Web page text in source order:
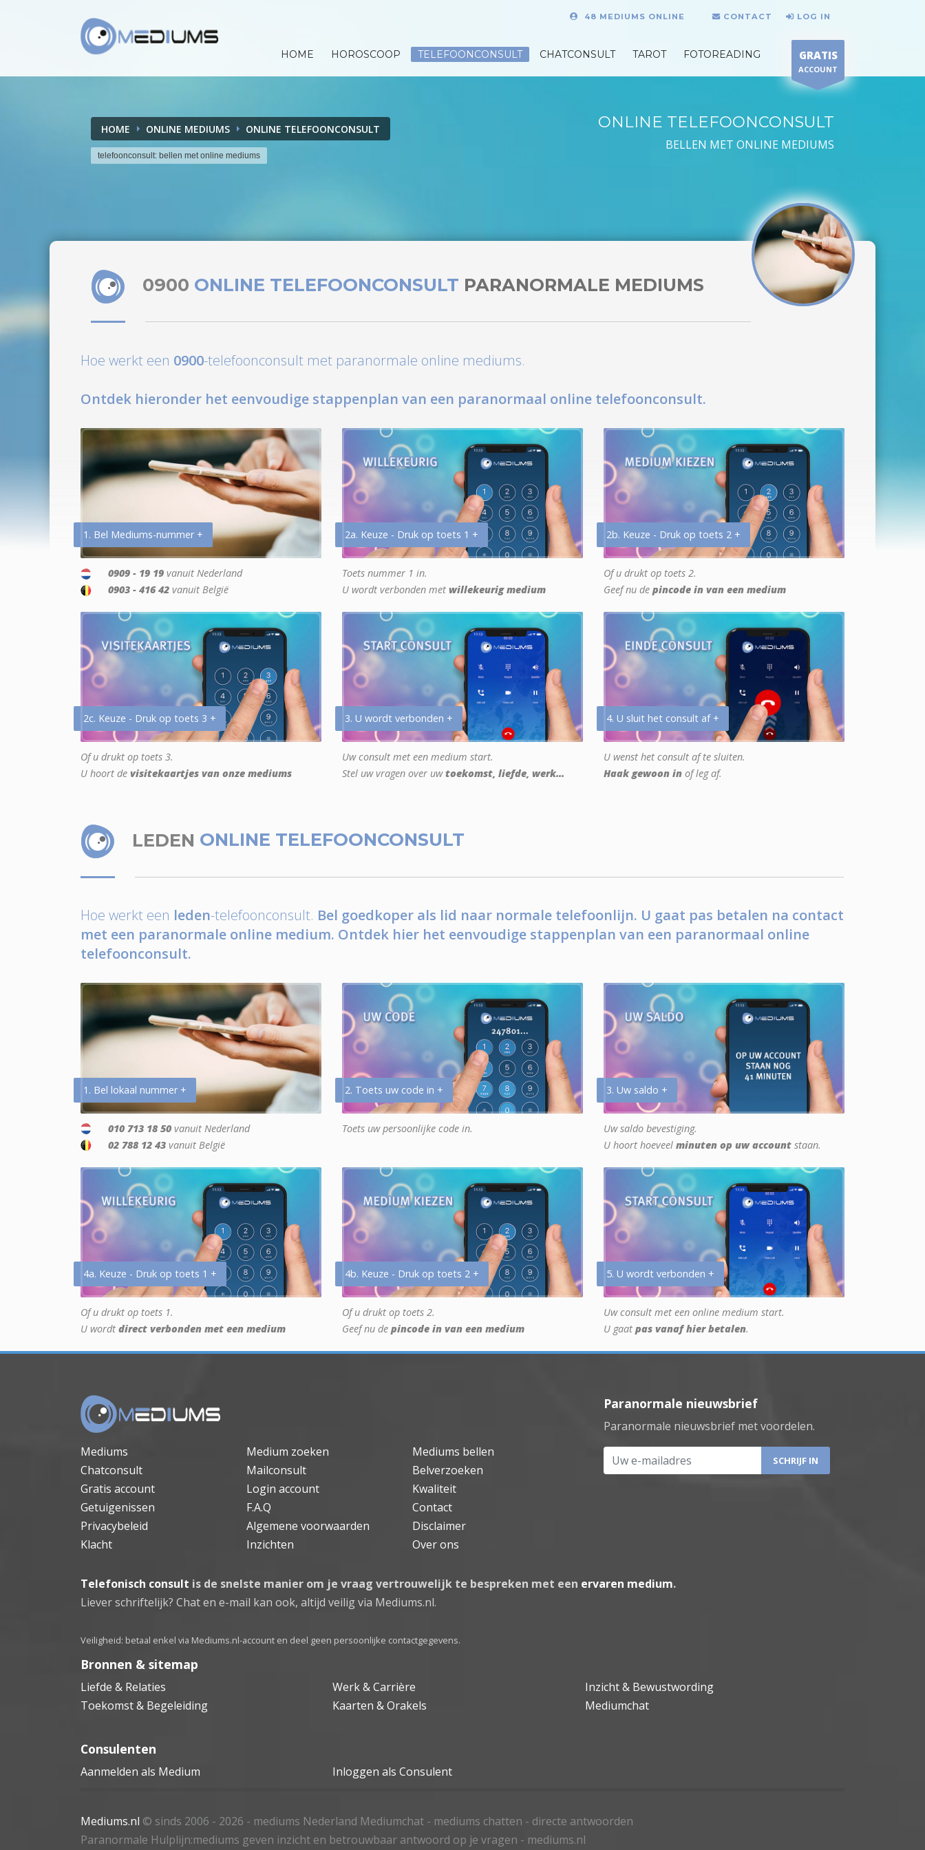
48 MEDIUMS ONLINE CONTACT LOG IN
HOME HOROSCOOP TELEFOONCONSULT CHATCONSULT TAROT FOTOREADING GRATIS
ACCOUNT
HOME ONLINE MEDIUMS ONLINE TELEFOONCONSULT
telefoonconsult: bellen met online mediums
ONLINE TELEFOONCONSULT
BELLEN MET ONLINE MEDIUMS
0900 ONLINE TELEFOONCONSULT PARANORMALE MEDIUMS
Hoe werkt een 0900-telefoonconsult met paranormale online mediums.
Ontdek hieronder het eenvoudige stappenplan van een paranormaal online telefoonconsult.
1. Bel Mediums-nummer +
0909 - 19 19 vanuit Nederland
0903 - 416 42 vanuit België
2a. Keuze - Druk op toets 1 +
Toets nummer 1 in.
U wordt verbonden met willekeurig medium
2b. Keuze - Druk op toets 2 +
Of u drukt op toets 2.
Geef nu de pincode in van een medium
2c. Keuze - Druk op toets 3 +
Of u drukt op toets 3.
U hoort de visitekaartjes van onze mediums
3. U wordt verbonden +
Uw consult met een medium start.
Stel uw vragen over uwtoekomst, liefde, werk...
4. U sluit het consult af +
U wenst het consult af te sluiten.
Haak gewoon in of leg af.
LEDEN ONLINE TELEFOONCONSULT
Hoe werkt een leden-telefoonconsult. Bel goedkoper als lid naar normale telefoonlijn. U gaat pas betalen na contact
met een paranormale online medium. Ontdek hier het eenvoudige stappenplan van een paranormaal online
telefoonconsult.
1. Bel lokaal nummer +
010 713 18 50 vanuit Nederland
02 788 12 43 vanuit België
2. Toets uw code in +
Toets uw persoonlijke code in.
3. Uw saldo +
Uw saldo bevestiging.
U hoort hoeveel minuten op uw account staan.
4a. Keuze - Druk op toets 1 +
Of u drukt op toets 1.
U wordt direct verbonden met een medium
4b. Keuze - Druk op toets 2 +
Of u drukt op toets 2.
Geef nu de pincode in van een medium
5. U wordt verbonden +
Uw consult met een online medium start.
U gaat pas vanaf hier betalen.
Mediums Medium zoeken
Mediums bellen
Chatconsult
Mailconsult
Belverzoeken
Gratis account
Login account
Kwaliteit
Getuigenissen
F.A.Q
Contact
Privacybeleid
Algemene voorwaarden
Disclaimer
Klacht
Inzichten Over ons
Paranormale nieuwsbrief
Paranormale nieuwsbrief met voordelen.
Uw e-mailadres
Telefonisch consult is de snelste manier om je vraag vertrouwelijk te bespreken met een ervaren medium.
Liever schriftelijk? Chat en e-mail kan ook, altijd veilig via Mediums.nl.
Veiligheid: betaal enkel via Mediums.nl-account en deel geen persoonlijke contactgegevens.
Bronnen & sitemap
Liefde & Relaties Werk & Carrière
Inzicht & Bewustwording
Toekomst & Begeleiding
Kaarten & Orakels Mediumchat
Consulenten
Aanmelden als Medium Inloggen als Consulent
Mediums.nl © sinds 2006 - 2026 - mediums Nederland Mediumchat - mediums chatten - directe antwoorden
Paranormale Hulplijn:mediums geven inzicht en betrouwbaar antwoord op je vragen - mediums.nl